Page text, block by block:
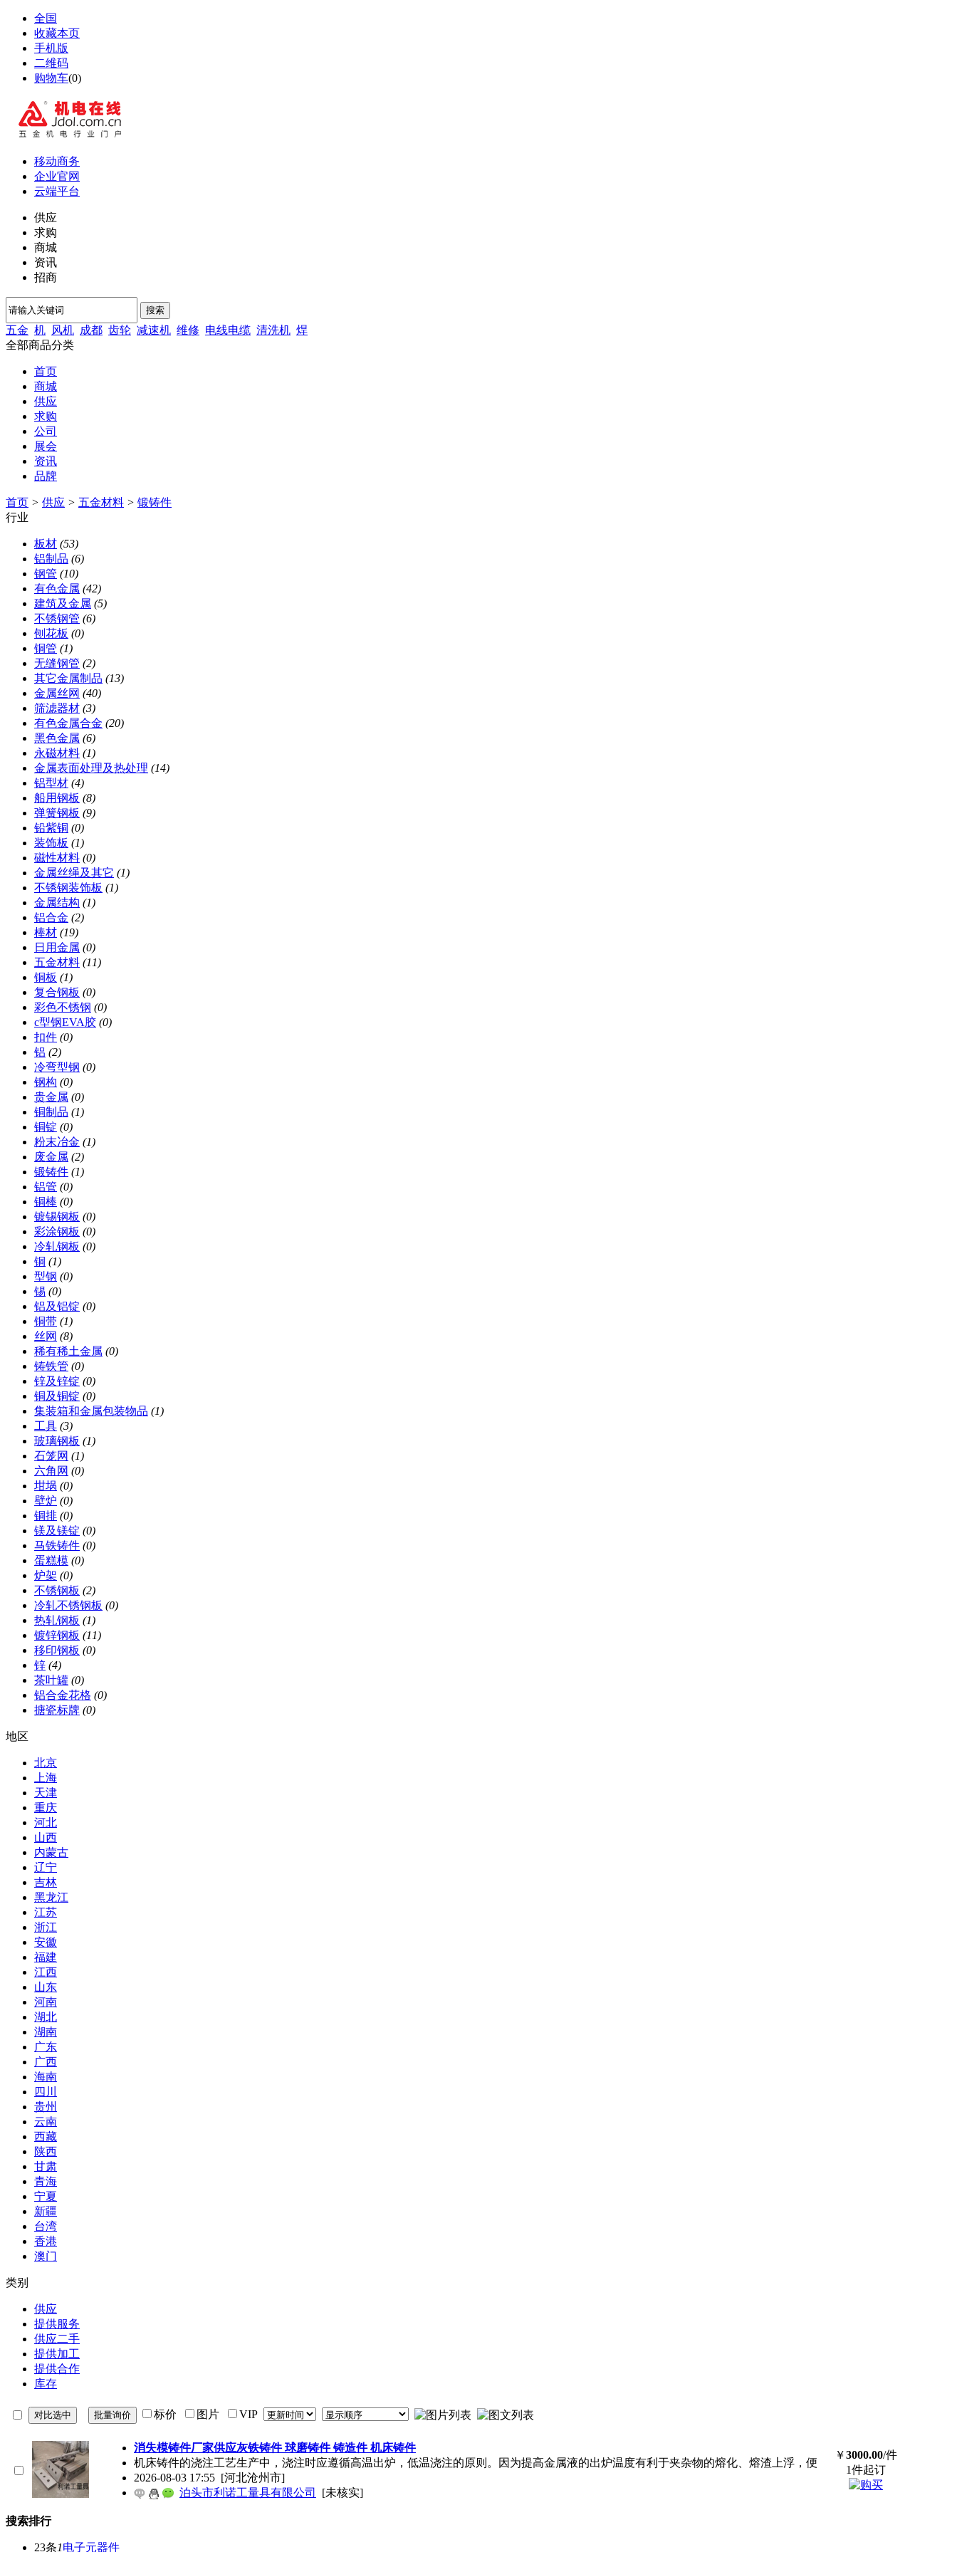
全国
收藏本页
手机版
二维码
购物车(0)
移动商务
企业官网
云端平台
供应
求购
商城
资讯
招商
搜索
五金 机 风机 成都 齿轮 减速机 维修 电线电缆 清洗机 焊
全部商品分类
首页
商城
供应
求购
公司
展会
资讯
品牌
首页 > 供应 > 五金材料 > 锻铸件
行业
板材 (53)
铝制品 (6)
钢管 (10)
有色金属 (42)
建筑及金属 (5)
不锈钢管 (6)
刨花板 (0)
铜管 (1)
无缝钢管 (2)
其它金属制品 (13)
金属丝网 (40)
筛滤器材 (3)
有色金属合金 (20)
黑色金属 (6)
永磁材料 (1)
金属表面处理及热处理 (14)
铝型材 (4)
船用钢板 (8)
弹簧钢板 (9)
铅紫铜 (0)
装饰板 (1)
磁性材料 (0)
金属丝绳及其它 (1)
不锈钢装饰板 (1)
金属结构 (1)
铝合金 (2)
棒材 (19)
日用金属 (0)
五金材料 (11)
铜板 (1)
复合钢板 (0)
彩色不锈钢 (0)
c型钢EVA胶 (0)
扣件 (0)
铝 (2)
冷弯型钢 (0)
钢构 (0)
贵金属 (0)
铜制品 (1)
铜锭 (0)
粉末冶金 (1)
废金属 (2)
锻铸件 (1)
铝管 (0)
铜棒 (0)
镀锡钢板 (0)
彩涂钢板 (0)
冷轧钢板 (0)
铜 (1)
型钢 (0)
锡 (0)
铝及铝锭 (0)
铜带 (1)
丝网 (8)
稀有稀土金属 (0)
铸铁管 (0)
锌及锌锭 (0)
铜及铜锭 (0)
集装箱和金属包装物品 (1)
工具 (3)
玻璃钢板 (1)
石笼网 (1)
六角网 (0)
坩埚 (0)
壁炉 (0)
铜排 (0)
镁及镁锭 (0)
马铁铸件 (0)
蛋糕模 (0)
炉架 (0)
不锈钢板 (2)
冷轧不锈钢板 (0)
热轧钢板 (1)
镀锌钢板 (11)
移印钢板 (0)
锌 (4)
茶叶罐 (0)
铝合金花格 (0)
搪瓷标牌 (0)
地区
北京
上海
天津
重庆
河北
山西
内蒙古
辽宁
吉林
黑龙江
江苏
浙江
安徽
福建
江西
山东
河南
湖北
湖南
广东
广西
海南
四川
贵州
云南
西藏
陕西
甘肃
青海
宁夏
新疆
台湾
香港
澳门
类别
供应
提供服务
供应二手
提供加工
提供合作
库存
标价 图片 VIP
消失模铸件厂家供应灰铁铸件 球磨铸件 铸造件 机床铸件
机床铸件的浇注工艺生产中，浇注时应遵循高温出炉，低温浇注的原则。因为提高金属液的出炉温度有利于夹杂物的熔化、熔渣上浮，便
2026-08-03 17:55 [河北沧州市]
泊头市利诺工量具有限公司
[未核实]
￥3000.00/件
1件起订
搜索排行
23条1电子元器件